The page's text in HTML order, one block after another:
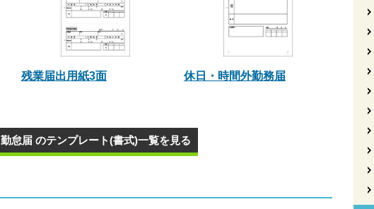
残業届出用紙3面 休日・時間外勤務届
勤怠届 のテンプレート(書式)一覧を見る